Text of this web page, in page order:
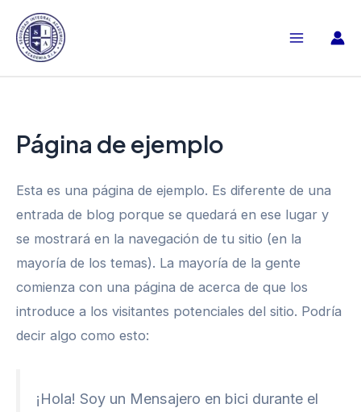
contenido
Página de ejemplo
Esta es una página de ejemplo. Es diferente de una
entrada de blog porque se quedará en ese lugar y
se mostrará en la navegación de tu sitio (en la
mayoría de los temas). La mayoría de la gente
comienza con una página de acerca de que los
introduce a los visitantes potenciales del sitio. Podría
decir algo como esto:
¡Hola! Soy un Mensajero en bici durante el